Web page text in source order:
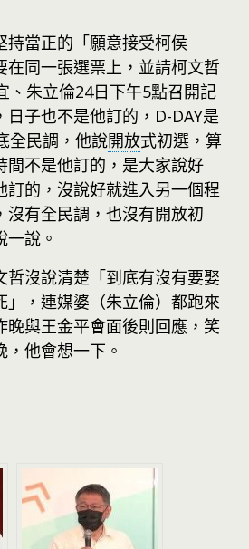
持當正的「願意接受柯侯
在同一張選票上，並請柯文哲
、朱立倫24日下午5點召開記
子也不是他訂的，D-DAY是
全民調，他說開放式初選，算
間不是他訂的，是大家說好
訂的，沒說好就進入另一個程
沒有全民調，也沒有開放初
說。
哲沒說清楚「到底有沒有要娶
」，連媒婆（朱立倫）都跑來
晚與王金平會面後則回應，笑
他會想一下。